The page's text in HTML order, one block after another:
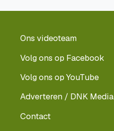
Ons videoteam
Volg ons op Facebook
Volg ons op YouTube
Adverteren / DNK Media
Contact